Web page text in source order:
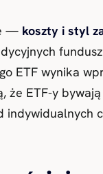
— koszty i styl
ETF wynika
że ETF-y
indywidualnych